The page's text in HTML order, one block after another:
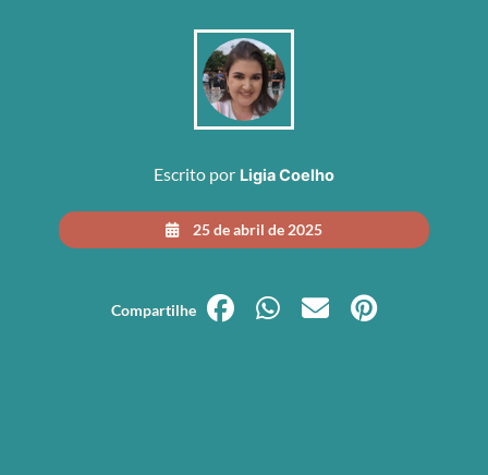
Escrito por Ligia Coelho
25 de abril de 2025